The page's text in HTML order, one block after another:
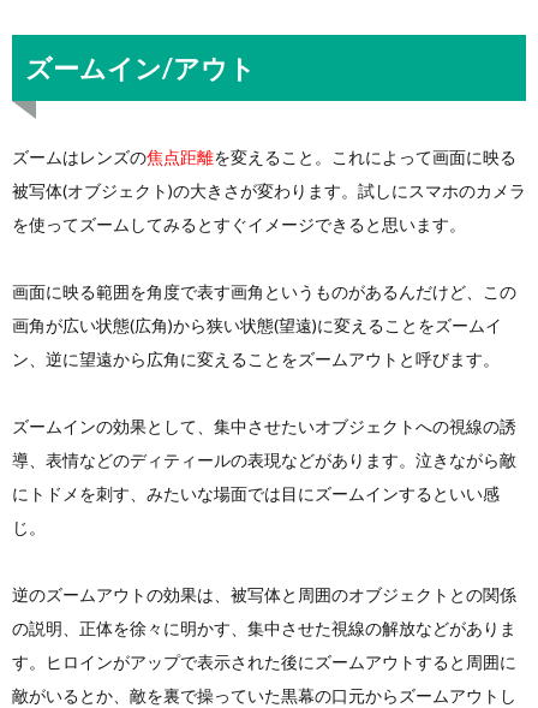
ズームイン/アウト
ズームはレンズの焦点距離を変えること。これによって画面に映る
被写体(オブジェクト)の大きさが変わります。試しにスマホのカメラ
を使ってズームしてみるとすぐイメージできると思います。
画面に映る範囲を角度で表す画角というものがあるんだけど、この
画角が広い状態(広角)から狭い状態(望遠)に変えることをズームイ
ン、逆に望遠から広角に変えることをズームアウトと呼びます。
ズームインの効果として、集中させたいオブジェクトへの視線の誘
導、表情などのディティールの表現などがあります。泣きながら敵
にトドメを刺す、みたいな場面では目にズームインするといい感
じ。
逆のズームアウトの効果は、被写体と周囲のオブジェクトとの関係
の説明、正体を徐々に明かす、集中させた視線の解放などがありま
す。ヒロインがアップで表示された後にズームアウトすると周囲に
敵がいるとか、敵を裏で操っていた黒幕の口元からズームアウトし